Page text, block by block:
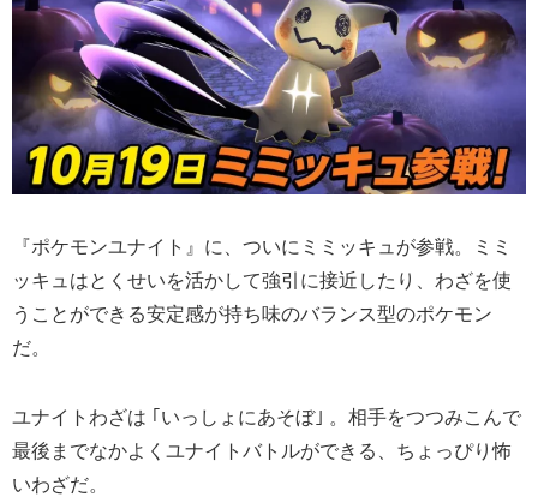
『ポケモンユナイト』に、ついにミミッキュが参戦。ミミ
ッキュはとくせいを活かして強引に接近したり、わざを使
うことができる安定感が持ち味のバランス型のポケモン
だ。
ユナイトわざは ｢いっしょにあそぼ｣ 。相手をつつみこんで
最後までなかよくユナイトバトルができる、ちょっぴり怖
いわざだ。